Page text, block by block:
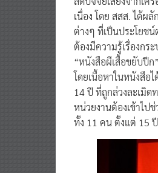
เนื่อง โดย สสส. ได้ผ
ต่างๆ ที่เป็นประโยชน์
ต้องมีความรู้เรื่องกร
“หนังสือผีเสื้อขยับปีก
โดยเนื้อหาในหนังสือ
14 ปี ที่ถูกล่วงละเมิ
หน่วยงานต้องเข้าไป
ทั้ง 11 คน ตั้งแต่ 15